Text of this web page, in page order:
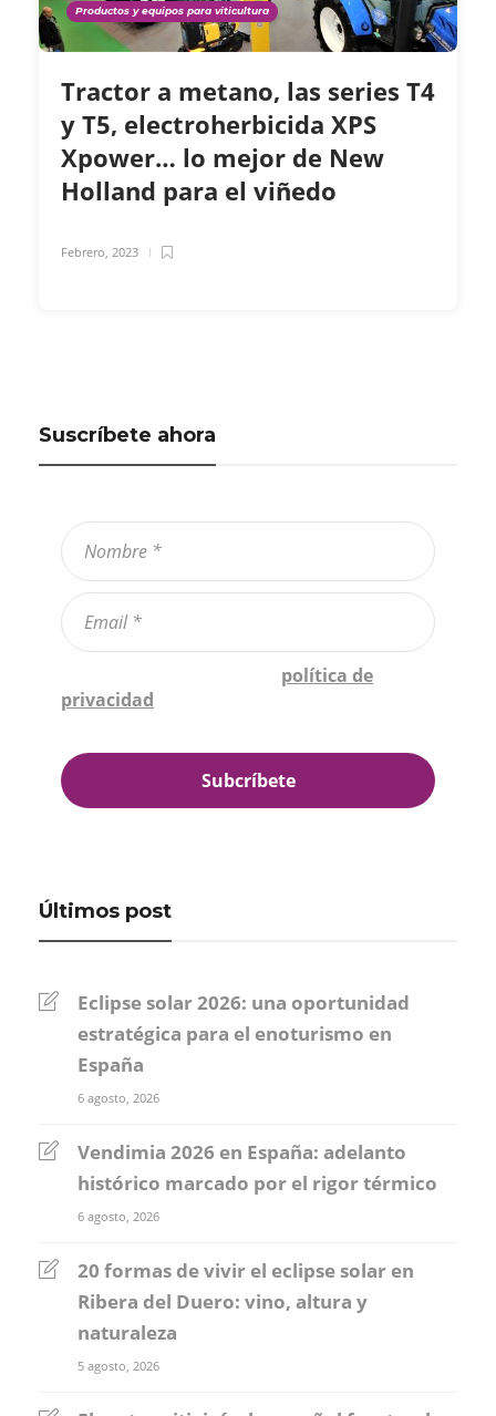
Productos y equipos para viticultura
Tractor a metano, las series T4
y T5, electroherbicida XPS
Xpower… lo mejor de New
Holland para el viñedo
Febrero, 2023
Suscríbete ahora
política de
privacidad
Últimos post
Eclipse solar 2026: una oportunidad
estratégica para el enoturismo en
España
6 agosto, 2026
Vendimia 2026 en España: adelanto
histórico marcado por el rigor térmico
6 agosto, 2026
20 formas de vivir el eclipse solar en
Ribera del Duero: vino, altura y
naturaleza
5 agosto, 2026